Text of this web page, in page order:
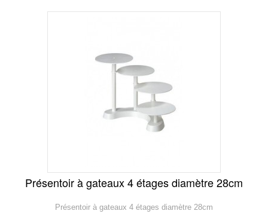
Présentoir à gateaux 4 étages diamètre 28cm
Présentoir à gateaux 4 étages diamètre 28cm